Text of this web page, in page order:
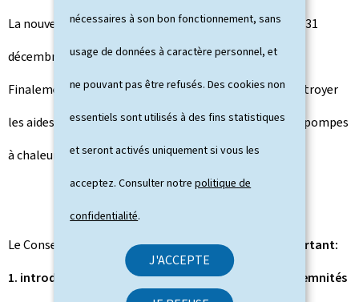
nécessaires à son bon fonctionnement, sans
usage de données à caractère personnel, et
ne pouvant pas être refusés. Des cookies non
essentiels sont utilisés à des fins statistiques
et seront activés uniquement si vous les
acceptez. Consulter notrepolitique de
confidentialité.
J'ACCEPTE
La nouvelle date limite pour les demandes est fixée au 31
décembre 2029.
Finalement, il est prévu d'introduire la possibilité d'octroyer
les aides pour les installations photovoltaïques et les pompes
à chaleur par l'intermédiaire d'un crédit-bailleur.
Le Conseil a marqué son accord avecle projet de loi portant:
1. introduction d'une demande en obtention des indemnités